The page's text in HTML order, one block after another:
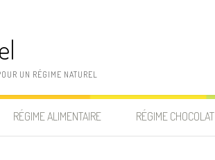
UN RÉGIME NATUREL
RÉGIME ALIMENTAIRE RÉGIME CHOCOLAT